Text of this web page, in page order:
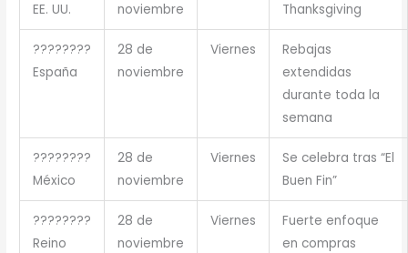
EE. UU.
noviembre
Thanksgiving
????????
España
28 de
noviembre
Viernes
Rebajas
extendidas
durante toda la
semana
????????
México
28 de
noviembre
Viernes
Se celebra tras “El
Buen Fin”
????????
Reino
28 de
noviembre
Viernes
Fuerte enfoque
en compras